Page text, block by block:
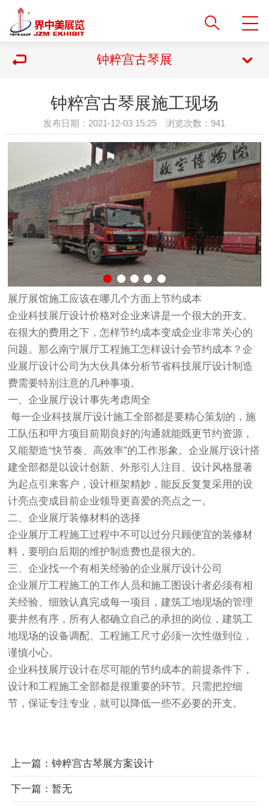
钟粹宫古琴展
钟粹宫古琴展施工现场
发布日期：2021-12-03 15:25 浏览次数： 941
展厅展馆施工应该在哪几个方面上节约成本
企业科技展厅设计价格对企业来讲是一个很大的开支。
在很大的费用之下，怎样节约成本变成企业非常关心的
问题。那么南宁展厅工程施工怎样设计会节约成本？企
业展厅设计公司为大伙具体分析节省科技展厅设计制造
费需要特别注意的几种事项。
一、企业展厅设计事先考虑周全
每一企业科技展厅设计施工全部都是要精心策划的，施
工队伍和甲方项目前期良好的沟通就能既更节约资源，
又能塑造“快节奏、高效率”的工作形象。企业展厅设计搭
建全部都是以设计创新、外形引人注目、设计风格显著
为起点引来客户，设计框架精妙，能反反复复采用的设
计亮点变成目前企业领导更喜爱的亮点之一。
二、企业展厅装修材料的选择
企业展厅工程施工过程中不可以过分只顾便宜的装修材
料，要明白后期的维护制造费也是很大的。
三、企业找一个有相关经验的企业展厅设计公司
企业展厅工程施工的工作人员和施工图设计者必须有相
关经验、细致认真完成每一项目，建筑工地现场的管理
要井然有序，所有人都确立自己的承担的岗位，建筑工
地现场的设备调配、工程施工尺寸必须一次性做到位，
谨慎小心。
企业科技展厅设计在尽可能的节约成本的前提条件下，
设计和工程施工全部都是很重要的环节。只需把控细
节，保证专注专业，就可以降低一些不必要的开支。
上一篇：钟粹宫古琴展方案设计
下一篇：暂无